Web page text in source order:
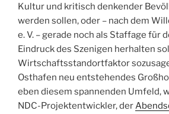
Kultur und kritisch denkender
werden sollen, oder – nach dem
e. V. – gerade noch als Staffage für
Eindruck des Szenigen herhalten
Wirtschaftsstandortfaktor
Osthafen neu entstehendes
eben diesem spannenden Umfeld,
NDC-Projektentwickler, der